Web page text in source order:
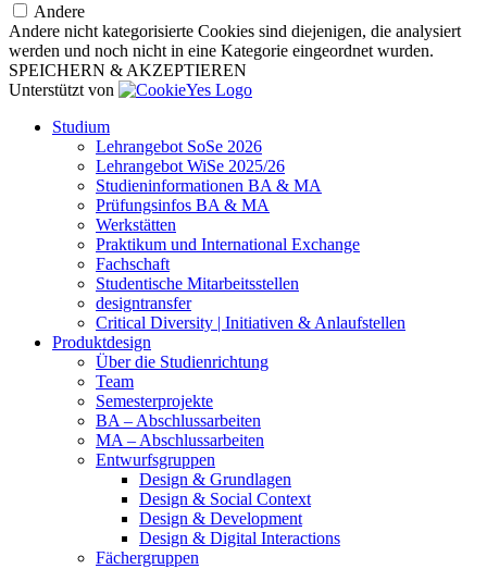
Andere
Andere nicht kategorisierte Cookies sind diejenigen, die analysiert
werden und noch nicht in eine Kategorie eingeordnet wurden.
SPEICHERN & AKZEPTIEREN
Unterstützt von
Studium
Lehrangebot SoSe 2026
Lehrangebot WiSe 2025/26
Studieninformationen ­BA & MA
Prüfungsinfos BA & MA
Werkstätten
Praktikum und International Exchange
Fachschaft
Studentische Mitarbeitsstellen
designtransfer
Critical Diversity | Initiativen & Anlaufstellen
Produktdesign
Über die Studienrichtung
Team
Semesterprojekte
BA – Abschlussarbeiten
MA – Abschlussarbeiten
Entwurfsgruppen
Design & Grundlagen
Design & Social Context
Design & Development
Design & Digital Interactions
Fächergruppen